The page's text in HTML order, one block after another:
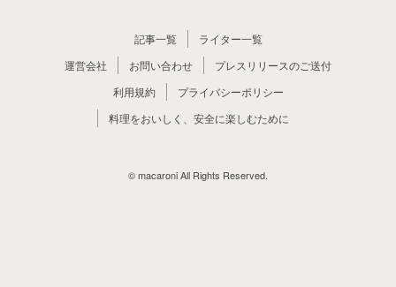
記事一覧
ライター一覧
運営会社
お問い合わせ
プレスリリースのご送付
利用規約
プライバシーポリシー
料理をおいしく、安全に楽しむために
© macaroni All Rights Reserved.